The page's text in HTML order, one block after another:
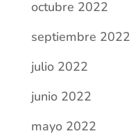
octubre 2022
septiembre 2022
julio 2022
junio 2022
mayo 2022